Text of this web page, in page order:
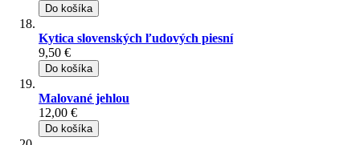
Do košíka
Kytica slovenských ľudových piesní
9,50 €
Do košíka
Malované jehlou
12,00 €
Do košíka